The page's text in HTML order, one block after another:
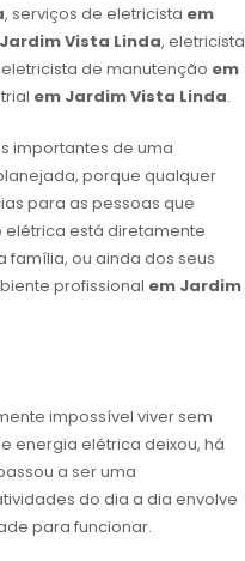
, serviços de eletricista em
Vista Linda, eletricista
eletricista de manutenção em
em Jardim Vista Linda.
importantes de uma
porque qualquer
para as pessoas que
elétrica está diretamente
família, ou ainda dos seus
profissional em Jardim
impossível viver sem
energia elétrica deixou, há
a ser uma
do dia a dia envolve
para funcionar.